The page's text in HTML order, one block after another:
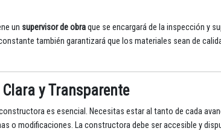
un supervisor de obraque se encargará de la inspección y
también garantizará que los materiales sean de
y Transparente
es esencial. Necesitas estar al tanto de cada
o modificaciones. La constructora debe ser accesible y